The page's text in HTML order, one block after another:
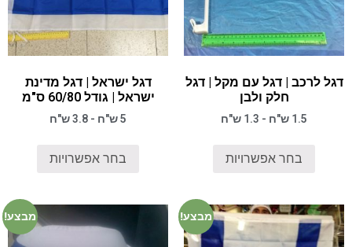
דגל לרכב | דגל עם מקל | דגל
חלק ולבן
1.5 ש"ח - 1.3 ש"ח
בחר אפשרויות
דגל ישראל | דגל מדינת
ישראל | גודל 60/80 ס"מ
5 ש"ח - 3.8 ש"ח
בחר אפשרויות
מבצע! מבצע!